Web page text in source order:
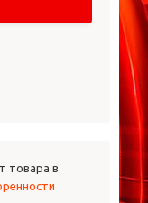
товара в